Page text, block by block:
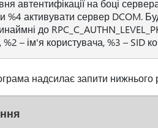
автентифікації на боці
%4 активувати сервер DCOM.
до
– ім'я користувача, %3 – SID
надсилає запити нижнього